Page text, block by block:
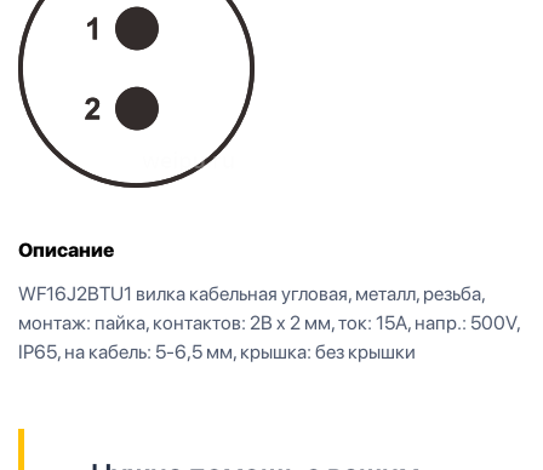
Описание
WF16J2BTU1 вилка кабельная угловая, металл, резьба,
монтаж: пайка, контактов: 2B x 2 мм, ток: 15А, напр.: 500V,
IP65, на кабель: 5-6,5 мм, крышка: без крышки